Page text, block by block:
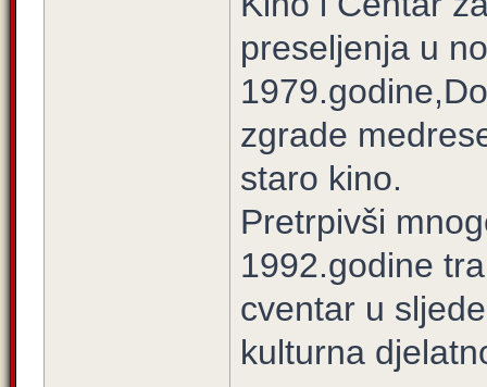
preseljenja u
zgrade
staro kino.
Pretrpivši
1992.godine
cventar u
kulturna